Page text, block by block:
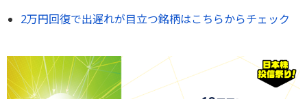
2万円回復で出遅れが目立つ銘柄はこちらからチェック